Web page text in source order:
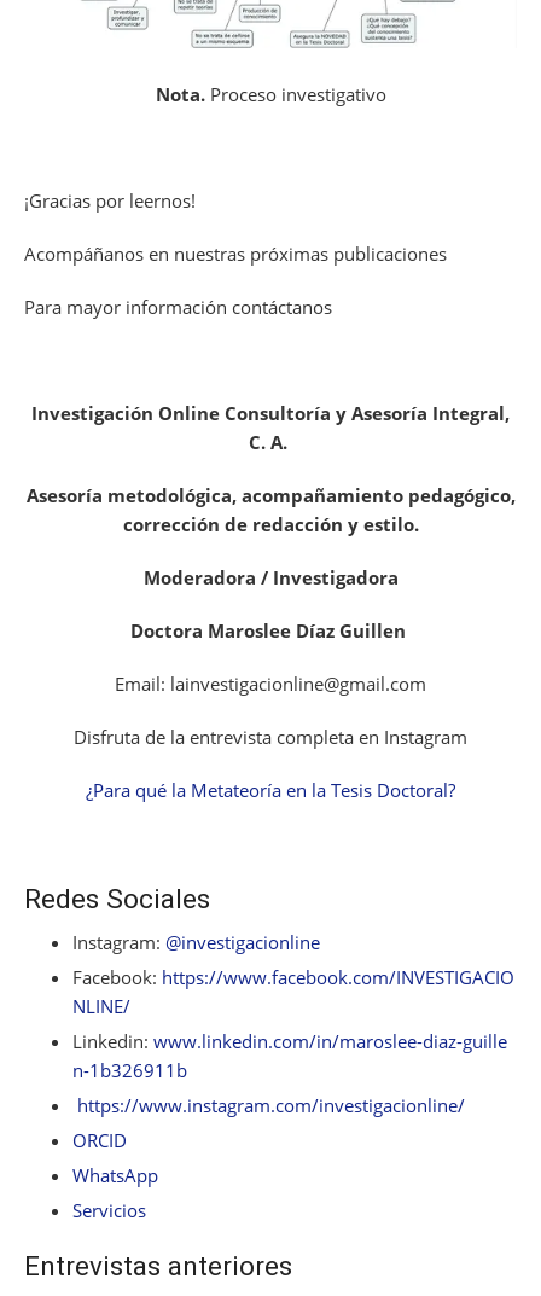
Nota.Proceso investigativo
¡Gracias por leernos!
Acompáñanos en nuestras próximas publicaciones
Para mayor información contáctanos
Investigación Online Consultoría y Asesoría Integral,
C. A.
Asesoría metodológica, acompañamiento pedagógico,
corrección de redacción y estilo.
Moderadora / Investigadora
Doctora Maroslee Díaz Guillen
Email: lainvestigacionline@gmail.com
Disfruta de la entrevista completa en Instagram
¿Para qué la Metateoría en la Tesis Doctoral?
Redes Sociales
Instagram: @investigacionline
Facebook: https://www.facebook.com/INVESTIGACIO
NLINE/
Linkedin: www.linkedin.com/in/maroslee-diaz-guille
n-1b326911b
https://www.instagram.com/investigacionline/
ORCID
WhatsApp
Servicios
Entrevistas anteriores